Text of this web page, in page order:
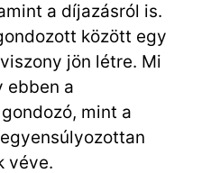
a díjazásról is.
között egy
jön létre. Mi
ebben a
mint a
véve.